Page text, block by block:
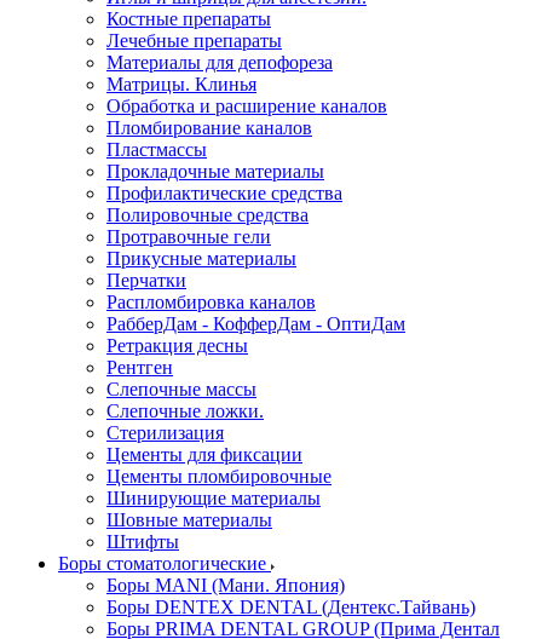
Костные препараты
Лечебные препараты
Материалы для депофореза
Матрицы. Клинья
Обработка и расширение каналов
Пломбирование каналов
Пластмассы
Прокладочные материалы
Профилактические средства
Полировочные средства
Протравочные гели
Прикусные материалы
Перчатки
Распломбировка каналов
РабберДам - КофферДам - ОптиДам
Ретракция десны
Рентген
Слепочные массы
Слепочные ложки.
Стерилизация
Цементы для фиксации
Цементы пломбировочные
Шинирующие материалы
Шовные материалы
Штифты
Боры стоматологические
Боры MANI (Мани. Япония)
Боры DENTEX DENTAL (Дентекс.Тайвань)
Боры PRIMA DENTAL GROUP (Прима Дентал